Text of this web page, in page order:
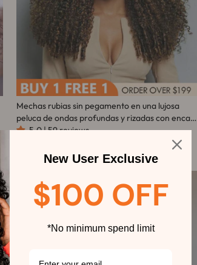
Mechas rubias sin pegamento en una lujosa
peluca de ondas profundas y rizadas con encaje
frontal - Peluca transparente con encaje
5.0 | 59 reviews
habitualde
oferta
New User Exclusive
$100 OFF
*No minimum spend limit